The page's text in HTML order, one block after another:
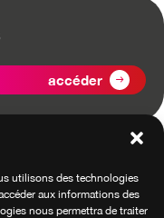
utilisons des technologies
aux informations des
nous permettra de traiter
accéder